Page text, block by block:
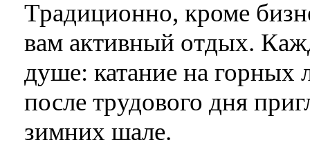
Традиционно, кроме
вам активный отдых.
душе: катание на
после трудового дня
зимних шале.